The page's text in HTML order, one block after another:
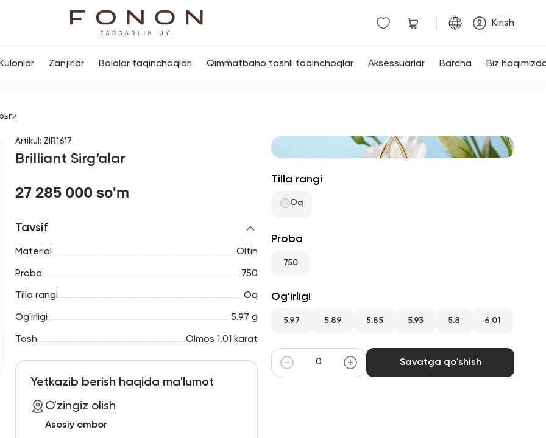
Kirish
Kulonlar Zanjirlar Bolalar taqinchoqlari Qimmatbaho toshli taqinchoqlar Aksessuarlar Barcha Biz
Artikul : ZIR1617
Brilliant Sirg‘alar
27 285 000 so'm
Tavsif
Material Oltin
Proba 750
Tilla rangi Oq
Og'irligi 5.97 g
Tosh Olmos 1.01 karat
Yetkazib berish haqida ma'lumot
O'zingiz olish
Asosiy ombor
Tilla rangi
Oq
Proba
750
Og'irligi
5.97 5.89 5.85 5.93 5.8 6.01
Savatga qo'shish